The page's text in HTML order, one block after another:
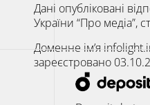
Дані опубліковані
України “Про медіа”,
Доменне ім’я
зареєстровано